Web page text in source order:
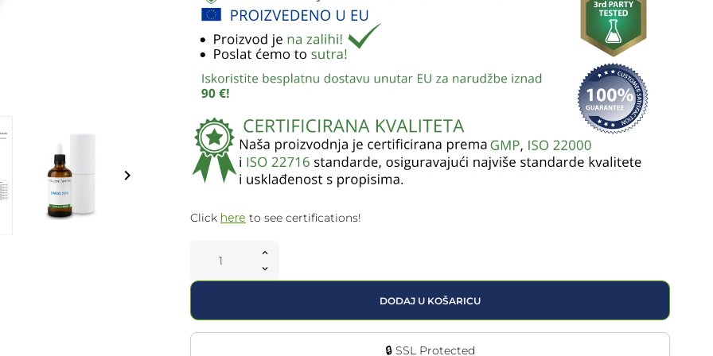
keyboard_arrow_right
Click here to see certifications!
DODAJ U KOŠARICU
🔒 SSL Protected